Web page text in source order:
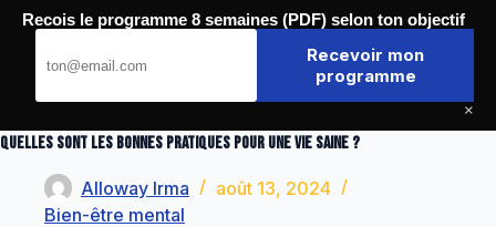
Passer
Quelles sont les bonnes pratiques pour une vie saine ?
Alloway Irma
août 13, 2024
Bien-être mental
Recois le programme 8 semaines (PDF) selon ton objectif
Recevoir mon
programme
×